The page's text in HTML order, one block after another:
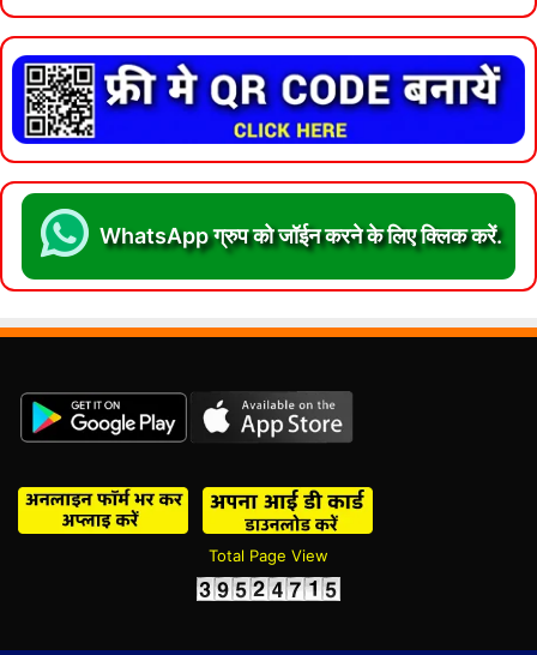
WhatsApp ग्रुप को जॉईन करने के लिए क्लिक करें.
Total Page View